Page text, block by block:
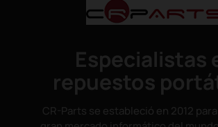
Especialistas
repuestos
CR-Parts se estableció en 2012